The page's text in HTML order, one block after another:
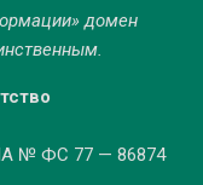
домен
№ ФС 77 — 86874